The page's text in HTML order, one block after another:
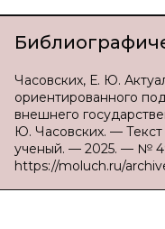
Часовских, Е. Ю.
ориентированного
внешнего
Ю. Часовских. —
ученый. — 2025. — №
https://moluch.ru/